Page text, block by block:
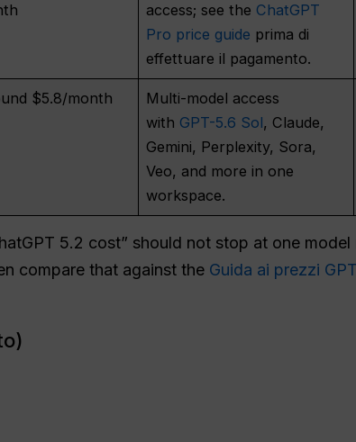
access; see the ChatGPT
Pro price guide prima di
effettuare il pagamento.
$5.8/month
Multi-model access
with GPT-5.6 Sol, Claude,
Gemini, Perplexity, Sora,
Veo, and more in one
workspace.
5.2 cost” should not stop at one model
compare that against the Guida ai prezzi